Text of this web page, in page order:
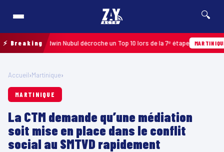
🔍
⚡ Breaking
2026 : Edwin Nubul décroche un Top 10 lors de la 7ᵉ étape MARTINIQUE
Accueil›Martinique›
MARTINIQUE
La CTM demande qu’une médiation
soit mise en place dans le conflit
social au SMTVD rapidement